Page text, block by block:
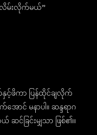
လိမ်းလိုက်မယ်”
င့်ဖိကာ ပြန်ထိုင်ချလိုက်
ာင် မနာပါ။ ဆန္ဒရာဂ
ဆင်ခြင်းမျှသာ ဖြစ်၏။